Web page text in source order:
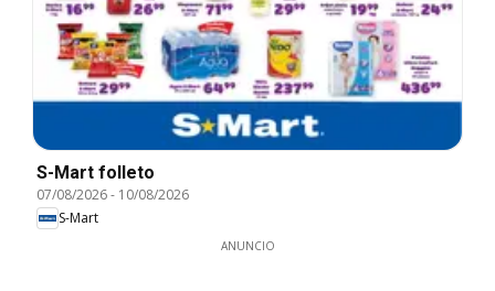
S-Mart folleto
07/08/2026- 10/08/2026
S-Mart
ANUNCIO